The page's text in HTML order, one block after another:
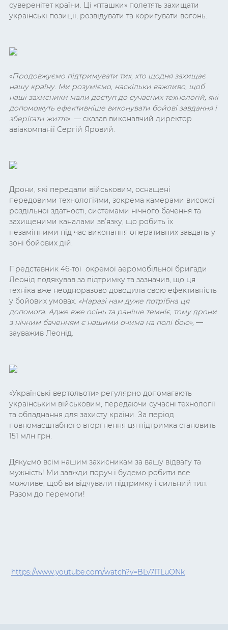
суверенітет країни. Ці «пташки» полетять захищати
українські позиції, розвідувати та коригувати вогонь.
«Продовжуємо підтримувати тих, хто щодня захищає
нашу країну. Ми розуміємо, наскільки важливо, щоб
наші захисники мали доступ до сучасних технологій, які
допоможуть ефективніше виконувати бойові завдання і
зберігати життя», — сказав виконавчий директор
авіакомпанії Сергій Яровий.
Дрони, які передали військовим, оснащені
передовими технологіями, зокрема камерами високої
роздільної здатності, системами нічного бачення та
захищеними каналами зв’язку, що робить їх
незамінними під час виконання оперативних завдань у
зоні бойових дій.
Представник 46-тої окремої аеромобільної бригади
Леонід подякував за підтримку та зазначив, що ця
техніка вже неодноразово доводила свою ефективність
у бойових умовах. «Наразі нам дуже потрібна ця
допомога. Адже вже осінь та раніше темніє, тому дрони
з нічним баченням є нашими очима на полі бою», —
зауважив Леонід.
«Українські вертольоти» регулярно допомагають
українським військовим, передаючи сучасні технології
та обладнання для захисту країни. За період
повномасштабного вторгнення ця підтримка становить
151 млн грн.
Дякуємо всім нашим захисникам за вашу відвагу та
мужність! Ми завжди поруч і будемо робити все
можливе, щоб ви відчували підтримку і сильний тил.
Разом до перемоги!
https://www.youtube.com/watch?v=BLv7ITLuONk